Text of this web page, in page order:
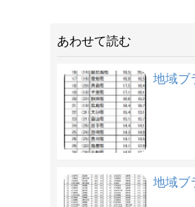
あわせて読む
地域ブ
地域